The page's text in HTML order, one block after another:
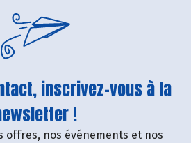
inscrivez-vous à la
!
offres, nos événements et nos